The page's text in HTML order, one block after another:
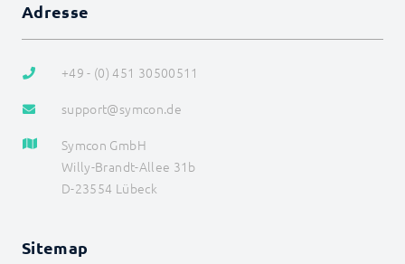
Adresse
+49 - (0) 451 30500511
support@symcon.de
Symcon GmbH
Willy-Brandt-Allee 31b
D-23554 Lübeck
Sitemap